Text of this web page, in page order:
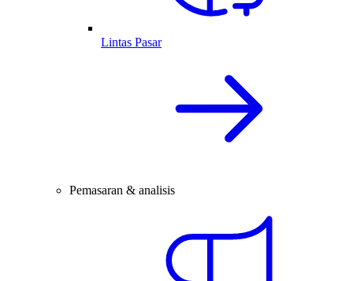
Lintas Pasar
Pemasaran & analisis